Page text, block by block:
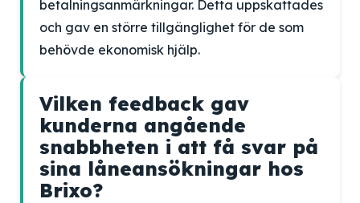
betalningsanmärkningar. Detta uppskattades
och gav en större tillgänglighet för de som
behövde ekonomisk hjälp.
Vilken feedback gav
kunderna angående
snabbheten i att få svar på
sina låneansökningar hos
Brixo?